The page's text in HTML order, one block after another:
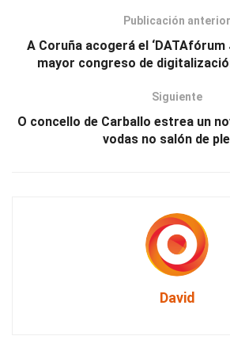
Publicación anterior
A Coruña acogerá el ‘DATAfórum
mayor congreso de
Siguiente
O concello de Carballo estrea un
vodas no salón de
David